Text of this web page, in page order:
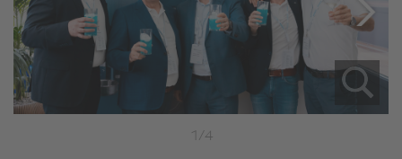
1/4